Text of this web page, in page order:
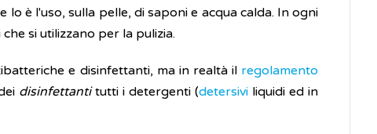
è l'uso, sulla pelle, di saponi e acqua calda. In ogni
si utilizzano per la pulizia.
e disinfettanti, ma in realtà il regolamento
disinfettantitutti i detergenti (detersivi liquidi ed in